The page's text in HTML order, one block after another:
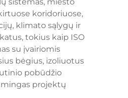
koridoriuose,
klimato sąlygų ir
tokius kaip ISO
su įvairiomis
bėgius, izoliuotus
pobūdžio
projektų